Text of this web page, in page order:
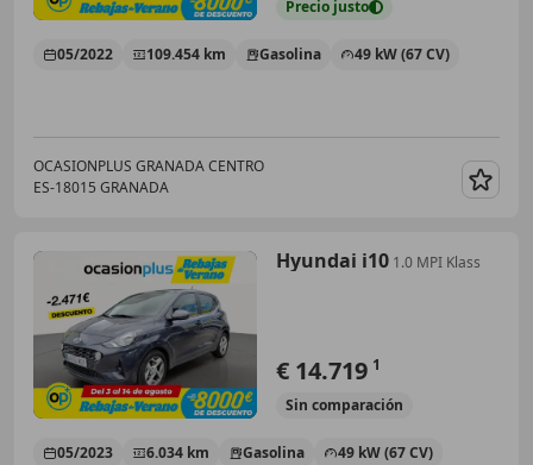
Precio justo
05/2022 109.454 km Gasolina 49 kW (67 CV)
OCASIONPLUS GRANADA CENTRO
ES-18015 GRANADA
Hyundai i10 1.0 MPI Klass
€ 14.719 1
Sin comparación
05/2023 6.034 km Gasolina 49 kW (67 CV)